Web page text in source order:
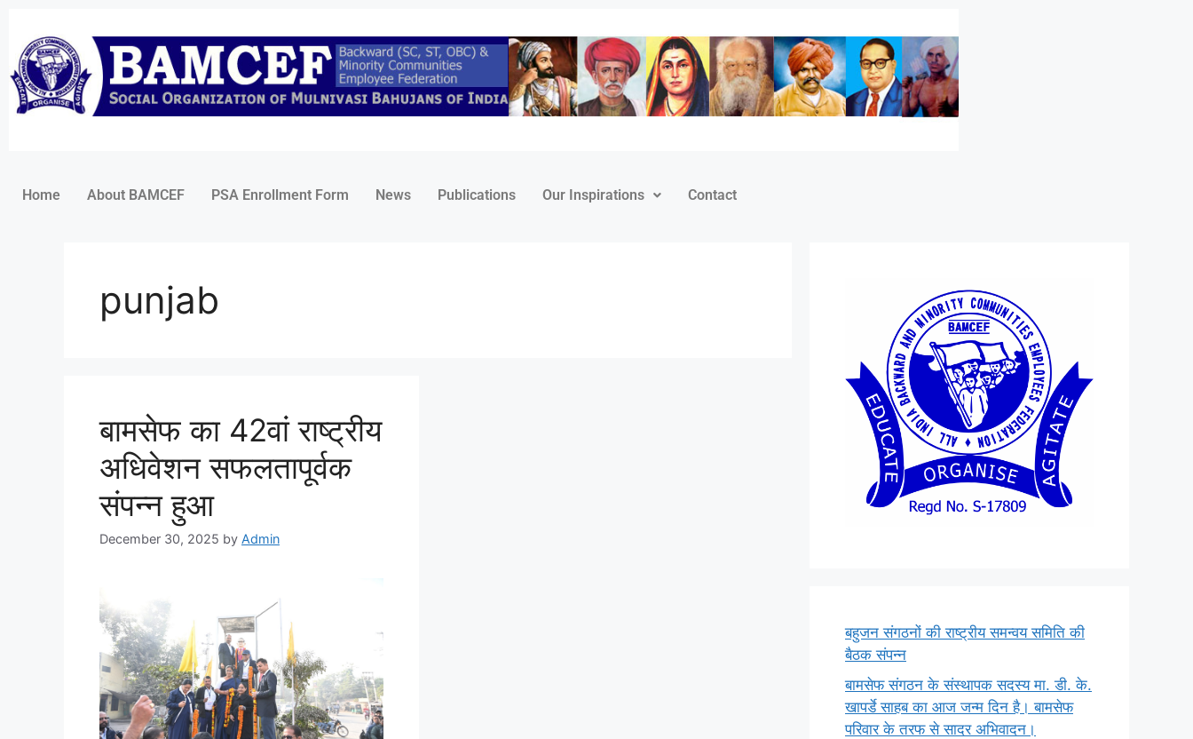
Home About BAMCEF PSA Enrollment Form News Publications Our Inspirations Contact
punjab
बामसेफ का 42वां राष्ट्रीय
अधिवेशन सफलतापूर्वक
संपन्न हुआ
December 30, 2025 by Admin
बहुजन संगठनों की राष्ट्रीय समन्वय समिति की
बैठक संपन्न
बामसेफ संगठन के संस्थापक सदस्य मा. डी. के.
खापर्डे साहब का आज जन्म दिन है। बामसेफ
परिवार के तरफ से सादर अभिवादन।